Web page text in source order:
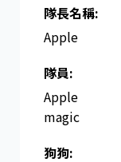
隊長名稱​:
Apple
隊員:
Apple
magic
狗狗: